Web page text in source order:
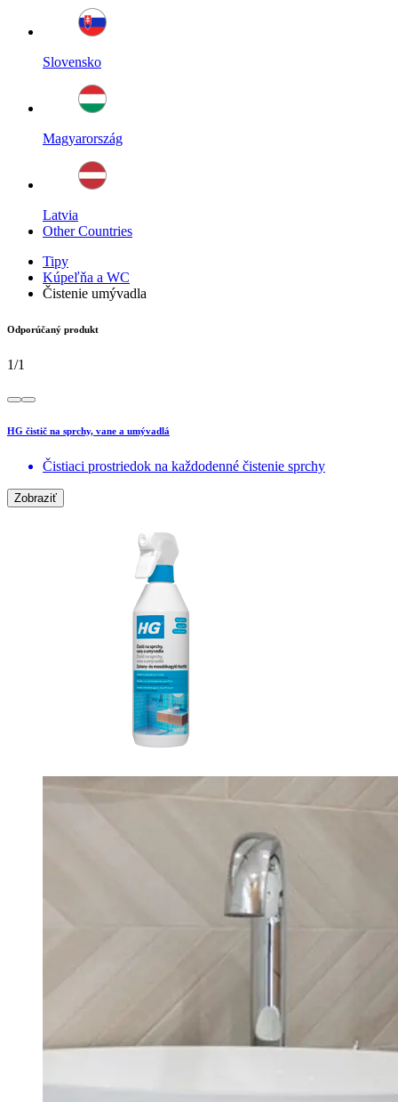
Slovensko
Magyarország
Latvia
Other Countries
Tipy
Kúpeľňa a WC
Čistenie umývadla
Odporúčaný produkt
1/1
HG čistič na sprchy, vane a umývadlá
Čistiaci prostriedok na každodenné čistenie sprchy
Zobraziť